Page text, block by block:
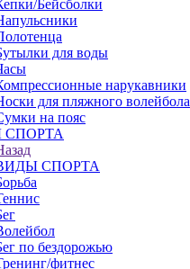
Бейсболки
для воды
нарукавники
для пляжного волейбола
на пояс
СПОРТА
по бездорожью
фитнес